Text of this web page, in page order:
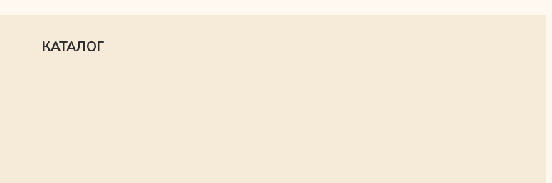
КАТАЛОГ